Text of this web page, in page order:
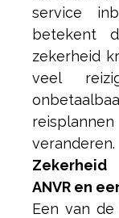
service
betekent
zekerheid
veel
veranderen.
ANVR en
Een van